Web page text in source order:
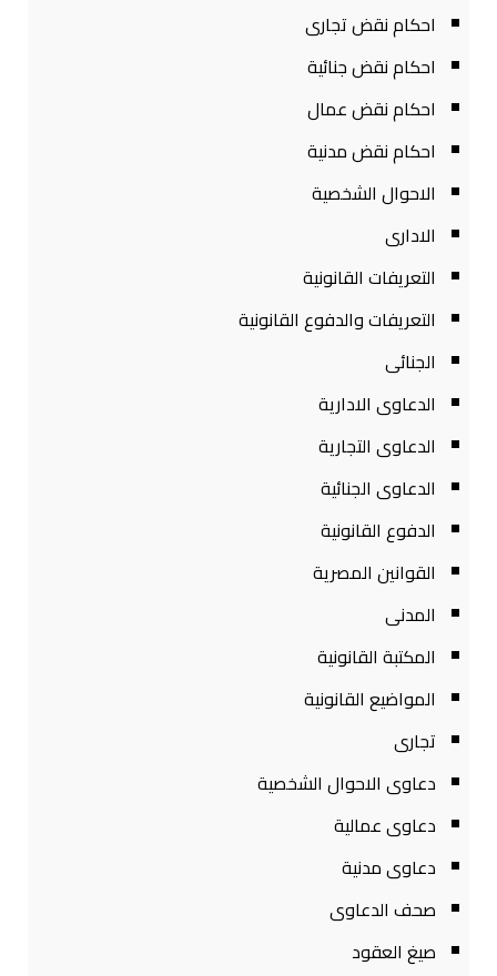
احكام نقض تجارى
احكام نقض جنائية
احكام نقض عمال
احكام نقض مدنية
الاحوال الشخصية
الادارى
التعريفات القانونية
التعريفات والدفوع القانونية
الجنائى
الدعاوى الادارية
الدعاوى التجارية
الدعاوى الجنائية
الدفوع القانونية
القوانين المصرية
المدنى
المكتبة القانونية
المواضيع القانونية
تجارى
دعاوى الاحوال الشخصية
دعاوى عمالية
دعاوى مدنية
صحف الدعاوى
صيغ العقود